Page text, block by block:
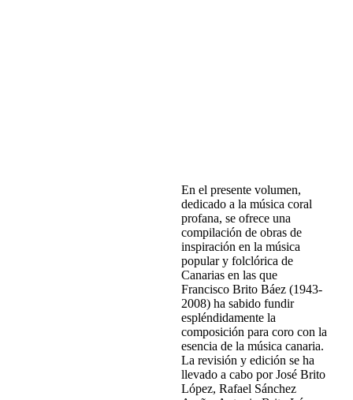
En el presente volumen,
dedicado a la música coral
profana, se ofrece una
compilación de obras de
inspiración en la música
popular y folclórica de
Canarias en las que
Francisco Brito Báez (1943-
2008) ha sabido fundir
espléndidamente la
composición para coro con la
esencia de la música canaria.
La revisión y edición se ha
llevado a cabo por José Brito
López, Rafael Sánchez